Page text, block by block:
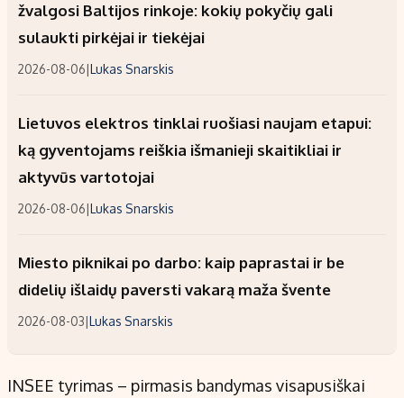
žvalgosi Baltijos rinkoje: kokių pokyčių gali
sulaukti pirkėjai ir tiekėjai
2026-08-06|Lukas Snarskis
Lietuvos elektros tinklai ruošiasi naujam etapui:
ką gyventojams reiškia išmanieji skaitikliai ir
aktyvūs vartotojai
2026-08-06|Lukas Snarskis
Miesto piknikai po darbo: kaip paprastai ir be
didelių išlaidų paversti vakarą maža švente
2026-08-03|Lukas Snarskis
INSEE tyrimas – pirmasis bandymas visapusiškai